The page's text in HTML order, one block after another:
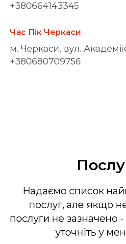
+380664143345
Час Пік Черкаси
м. Черкаси, вул.
+380680709756
Надаємо список
послуг, але якщо
послуги не зазначено
уточніть у